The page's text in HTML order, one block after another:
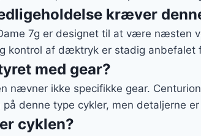
kræver
7g er designet til at være næsten
kontrol af dæktryk er stadig anbefalet
med gear?
nævner ikke specifikke gear.
denne type cykler, men detaljerne
cyklen?